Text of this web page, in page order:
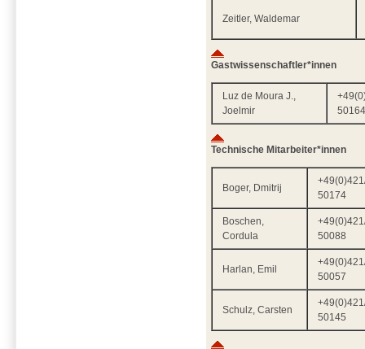
Zeitler, Waldemar
Gastwissenschaftler*innen
Luz de Moura J.,
Joelmir
Technische Mitarbeiter*innen
Boger, Dmitrij
50174
Boschen,
Cordula
50088
Harlan, Emil
50057
Schulz, Carsten
50145